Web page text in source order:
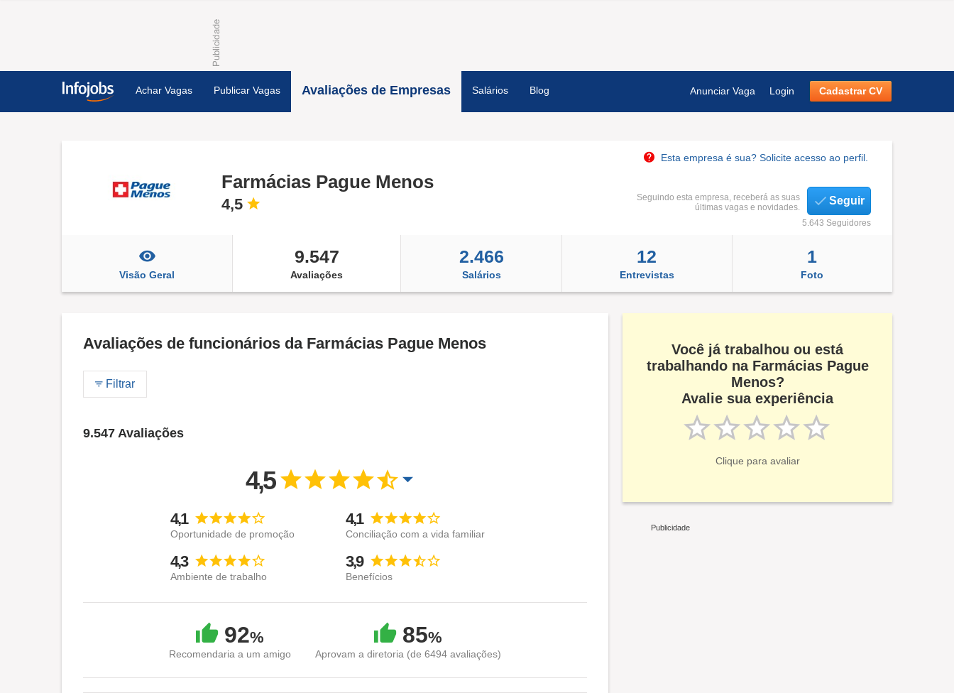
Achar Vagas Publicar Vagas Avaliações de Empresas Salários Blog Anunciar Vaga Login Cadastrar CV
Esta empresa é sua? Solicite acesso ao perfil.
Farmácias Pague Menos
4,5
Seguindo esta empresa, receberá as suas
últimas vagas e novidades.
Seguir
5.643 Seguidores
Visão Geral
9.547
Avaliações
2.466
Salários
12
Entrevistas
1
Foto
Avaliações de funcionários da Farmácias Pague Menos
Filtrar
9.547 Avaliações
4,5
4,1
Oportunidade de promoção
4,1
Conciliação com a vida familiar
4,3
Ambiente de trabalho
3,9
Benefícios
92%
Recomendaria a um amigo
85%
Aprovam a diretoria (de 6494 avaliações)
Você já trabalhou ou está
trabalhando na Farmácias Pague
Menos?
Avalie sua experiência
Clique para avaliar